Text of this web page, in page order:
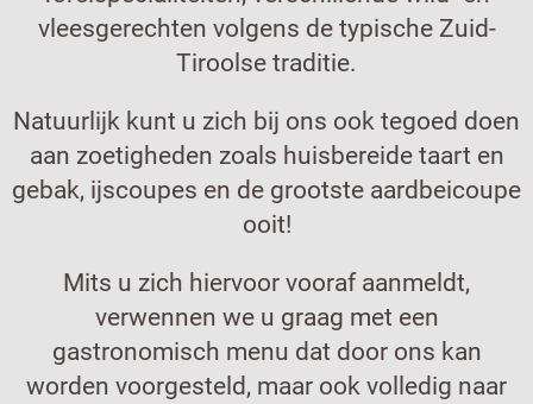
vleesgerechten volgens de typische Zuid-
Tiroolse traditie.
Natuurlijk kunt u zich bij ons ook tegoed doen
aan zoetigheden zoals huisbereide taart en
gebak, ijscoupes en de grootste aardbeicoupe
ooit!
Mits u zich hiervoor vooraf aanmeldt,
verwennen we u graag met een
gastronomisch menu dat door ons kan
worden voorgesteld, maar ook volledig naar